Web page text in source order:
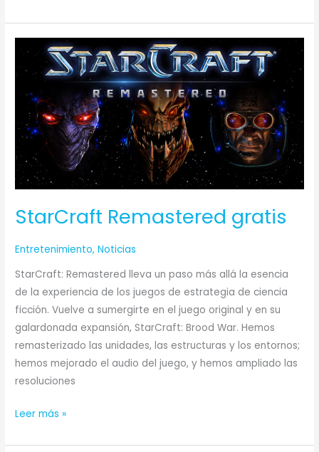
StarCraft Remastered gratis
Entretenimiento,Noticias
StarCraft: Remastered lleva un paso más allá la esencia
de la experiencia de los juegos de estrategia de ciencia
ficción. Vuelve a sumergirte en el juego original y en su
galardonada expansión, StarCraft: Brood War. Hemos
remasterizado las unidades, las estructuras y los entornos;
hemos mejorado el audio del juego, y hemos ampliado las
resoluciones
StarCraft
Remastered
Leer más »